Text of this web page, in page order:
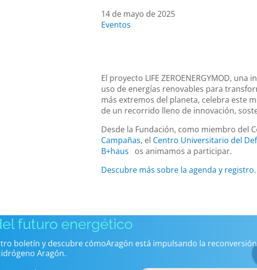
14 de mayo de 2025
Eventos
El proyecto LIFE ZEROENERGYMOD,
uso de energías renovables para
más extremos del planeta, celebra este
de un recorrido lleno de innovación,
Desde la Fundación, como miembro del
Campañas, el Centro Universitario del
B+haus
os animamos a participar.
Descubre más sobre la agenda y registro.
futuro energético
boletín y descubre cómoAragón está impulsando la
Aragón.